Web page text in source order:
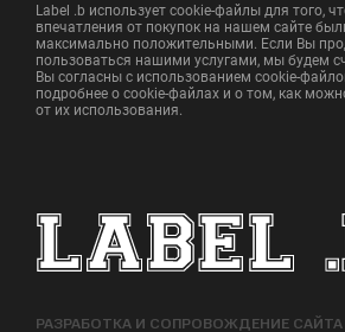
Label .b использует cookie-файлы для того,
впечатления от покупок на нашем сайте
максимально положительными. Если Вы
пользоваться нашими услугами, мы будем
Вы согласны с использованием cookie-
подробнее о cookie-файлах и о том, как
от их использования.
РАЗРАБОТКА И СОПРОВОЖДЕНИЕ САЙТА